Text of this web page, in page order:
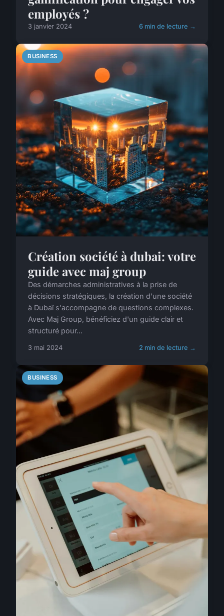
employés ?
3 janvier 2024 6 min de lecture →
BUSINESS
Création société à dubai: votre
guide avec maj group
Des démarches administratives à la prise de
décisions stratégiques, la création d'une société
à Dubaï s'accompagne de questions complexes.
Avec Maj Group, bénéficiez d'un guide clair et
structuré pour...
3 mai 2024 2 min de lecture →
BUSINESS